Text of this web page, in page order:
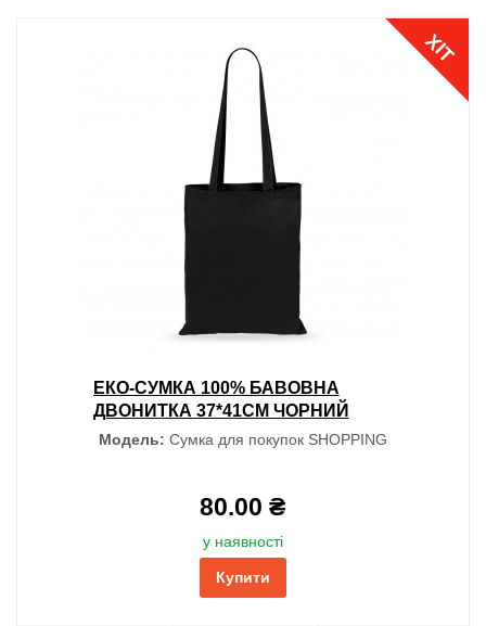
ХІТ
ЕКО-СУМКА 100% БАВОВНА
ДВОНИТКА 37*41СМ ЧОРНИЙ
Модель: Сумка для покупок SHOPPING
80.00 ₴
у наявності
Купити